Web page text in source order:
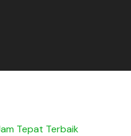
Tepat Terbaik